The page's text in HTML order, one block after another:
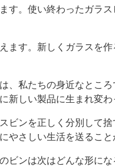
す。使い終わったガラ
ます。新しくガラスを
、私たちの身近なとこ
新しい製品に生まれ変わ
ビンを正しく分別して
やさしい生活を送ること
ビンは次はどんな形に